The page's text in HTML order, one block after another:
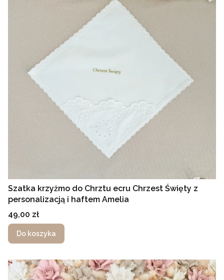
Szatka krzyżmo do Chrztu ecru Chrzest Święty z
personalizacją i haftem Amelia
Cena
49,00 zł
Do koszyka